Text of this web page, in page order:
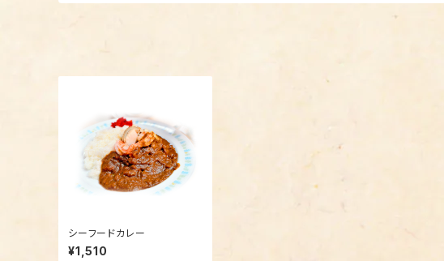
シーフードカレー
¥1,510